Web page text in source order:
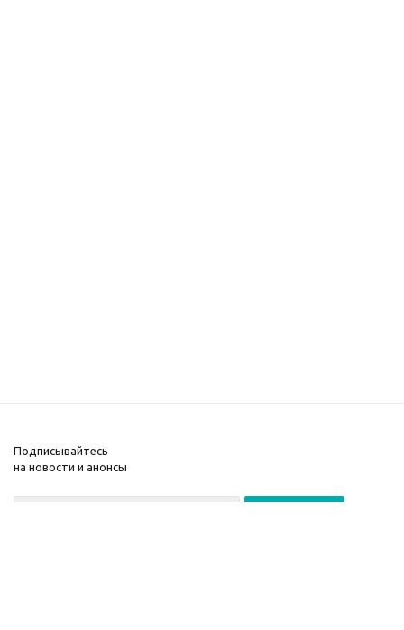
Подписывайтесь
на новости и анонсы